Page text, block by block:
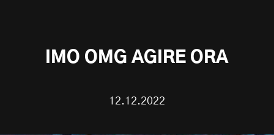
IMO OMG AGIRE ORA
12.12.2022